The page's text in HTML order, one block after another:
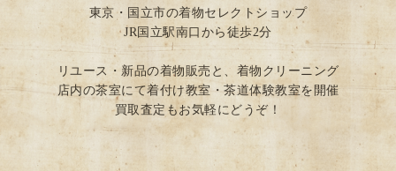
東京・国立市の着物セレクトショップ
JR国立駅南口から徒歩2分
リユース・新品の着物販売と、着物クリーニング
店内の茶室にて着付け教室・茶道体験教室を開催
買取査定もお気軽にどうぞ！